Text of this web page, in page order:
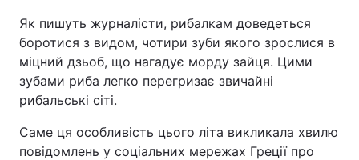
Як пишуть журналісти, рибалкам доведеться
боротися з видом, чотири зуби якого зрослися в
міцний дзьоб, що нагадує морду зайця. Цими
зубами риба легко перегризає звичайні
рибальські сіті.
Саме ця особливість цього літа викликала хвилю
повідомлень у соціальних мережах Греції про